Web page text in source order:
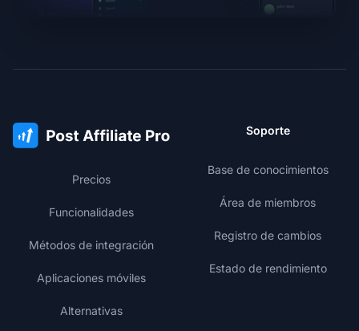
Precios
Funcionalidades
Métodos de integración
Aplicaciones móviles
Alternativas
Soporte
Base de conocimientos
Área de miembros
Registro de cambios
Estado de rendimiento